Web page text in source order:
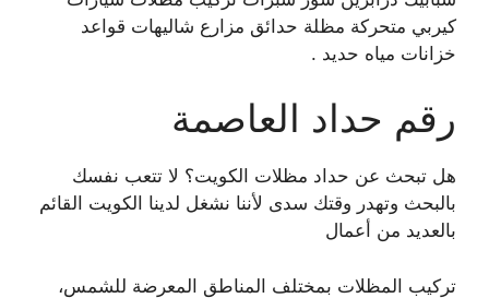
كيربي متحركة مظلة حدائق مزارع شاليهات قواعد
خزانات مياه حديد .
رقم حداد العاصمة
هل تبحث عن حداد مظلات الكويت؟ لا تتعب نفسك
بالبحث وتهدر وقتك سدى لأننا نشغل لدينا الكويت القائم
بالعديد من أعمال
تركيب المظلات بمختلف المناطق المعرضة للشمس،